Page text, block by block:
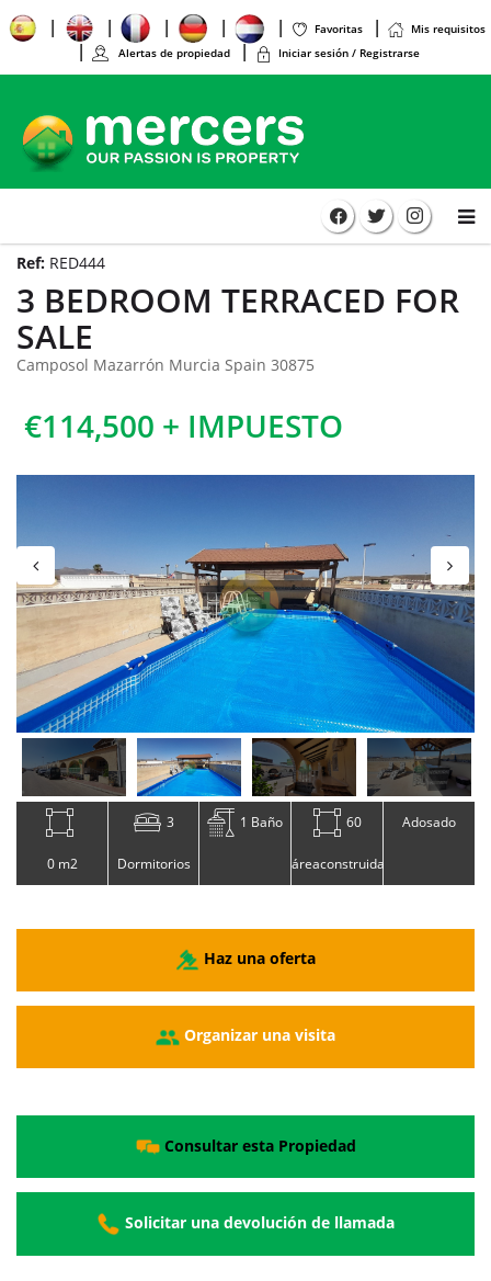
Favoritas
Mis requisitos
Alertas de propiedad
Iniciar sesión / Registrarse
Ref: RED444
3 BEDROOM TERRACED FOR
SALE
Camposol Mazarrón Murcia Spain 30875
€114,500 + IMPUESTO
0 m2
3
Dormitorios
1 Baño 60
áreaconstruida
Adosado
Haz una oferta
Organizar una visita
Consultar esta Propiedad
Solicitar una devolución de llamada